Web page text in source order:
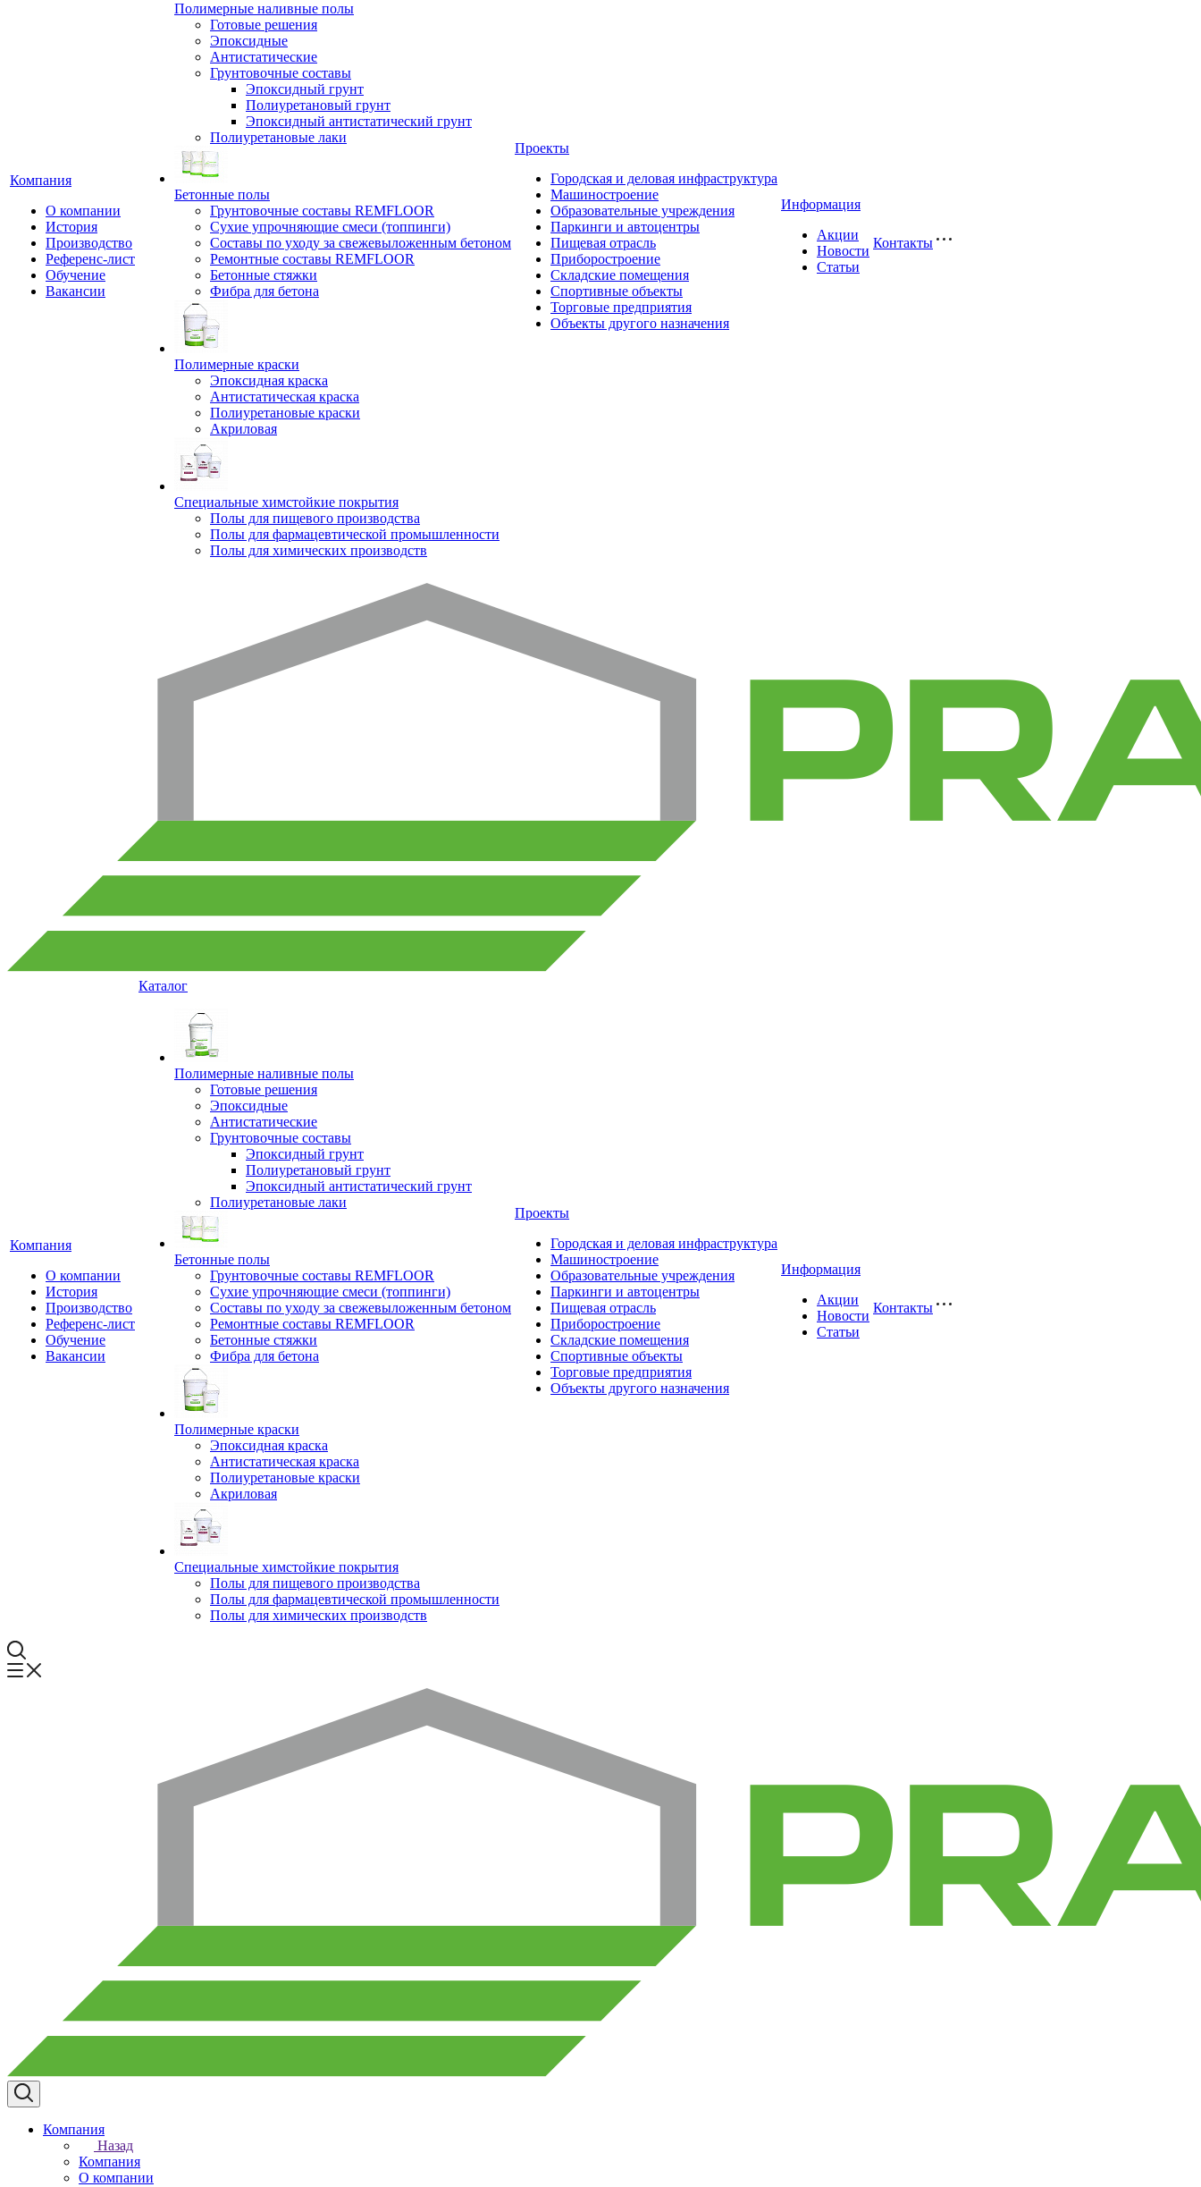
Компания
О компании
История
Производство
Референс-лист
Обучение
Вакансии
Полимерные наливные полы
Готовые решения
Эпоксидные
Антистатические
Грунтовочные составы
Эпоксидный грунт
Полиуретановый грунт
Эпоксидный антистатический грунт
Полиуретановые лаки
Бетонные полы
Грунтовочные составы REMFLOOR
Сухие упрочняющие смеси (топпинги)
Составы по уходу за свежевыложенным бетоном
Ремонтные составы REMFLOOR
Бетонные стяжки
Фибра для бетона
Полимерные краски
Эпоксидная краска
Антистатическая краска
Полиуретановые краски
Акриловая
Специальные химстойкие покрытия
Полы для пищевого производства
Полы для фармацевтической промышленности
Полы для химических производств
Проекты
Городская и деловая инфраструктура
Машиностроение
Образовательные учреждения
Паркинги и автоцентры
Пищевая отрасль
Приборостроение
Складские помещения
Спортивные объекты
Торговые предприятия
Объекты другого назначения
Информация
Акции
Новости
Статьи
Контакты
Компания
О компании
История
Производство
Референс-лист
Обучение
Вакансии
Каталог
Полимерные наливные полы
Готовые решения
Эпоксидные
Антистатические
Грунтовочные составы
Эпоксидный грунт
Полиуретановый грунт
Эпоксидный антистатический грунт
Полиуретановые лаки
Бетонные полы
Грунтовочные составы REMFLOOR
Сухие упрочняющие смеси (топпинги)
Составы по уходу за свежевыложенным бетоном
Ремонтные составы REMFLOOR
Бетонные стяжки
Фибра для бетона
Полимерные краски
Эпоксидная краска
Антистатическая краска
Полиуретановые краски
Акриловая
Специальные химстойкие покрытия
Полы для пищевого производства
Полы для фармацевтической промышленности
Полы для химических производств
Проекты
Городская и деловая инфраструктура
Машиностроение
Образовательные учреждения
Паркинги и автоцентры
Пищевая отрасль
Приборостроение
Складские помещения
Спортивные объекты
Торговые предприятия
Объекты другого назначения
Информация
Акции
Новости
Статьи
Контакты
Компания
Назад
Компания
О компании